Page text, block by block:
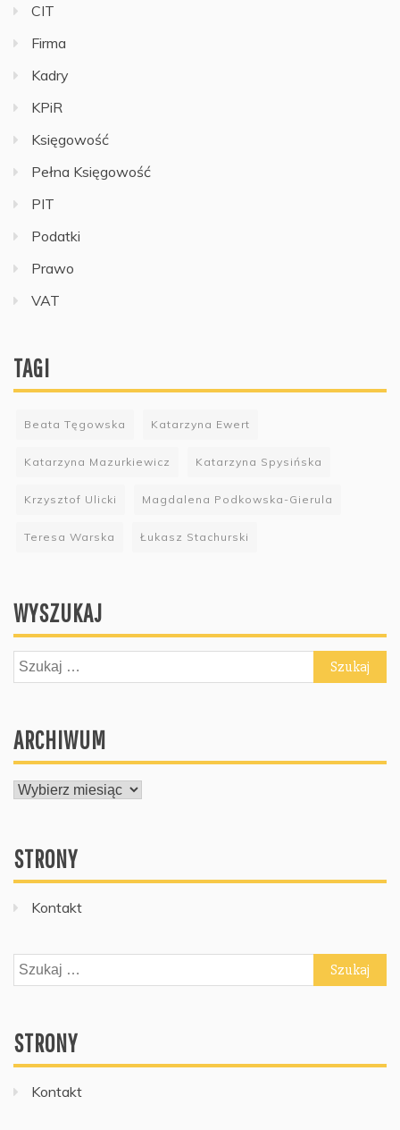
CIT
Firma
Kadry
KPiR
Księgowość
Pełna Księgowość
PIT
Podatki
Prawo
VAT
TAGI
Beata Tęgowska Katarzyna Ewert
Katarzyna Mazurkiewicz Katarzyna Spysińska
Krzysztof Ulicki Magdalena Podkowska-Gierula
Teresa Warska Łukasz Stachurski
WYSZUKAJ
Szukaj:
ARCHIWUM
ARCHIWUM
STRONY
Kontakt
Szukaj:
STRONY
Kontakt